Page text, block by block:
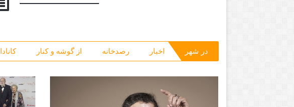
در شهر اخبار رصدخانه از گوشه و کنار کانادا